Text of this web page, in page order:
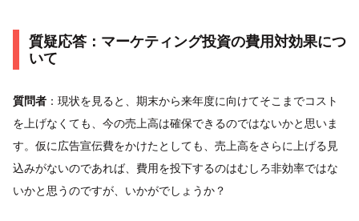
質疑応答：マーケティング投資の費用対効果につ
いて
質問者 ：現状を見ると、期末から来年度に向けてそこまでコスト
を上げなくても、今の売上高は確保できるのではないかと思いま
す。仮に広告宣伝費をかけたとしても、売上高をさらに上げる見
込みがないのであれば、費用を投下するのはむしろ非効率ではな
いかと思うのですが、いかがでしょうか？